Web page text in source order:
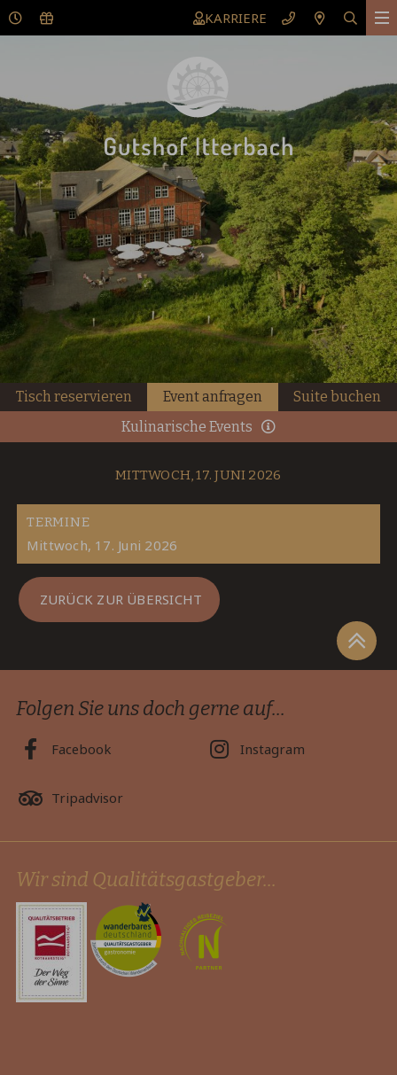
KARRIERE
Tisch reservieren Event anfragen
Suite buchen
Kulinarische Events
MITTWOCH, 17. JUNI 2026
TERMINE
Mittwoch, 17. Juni 2026
ZURÜCK ZUR ÜBERSICHT
Folgen Sie uns doch gerne auf...
Facebook Instagram
Tripadvisor
Wir sind Qualitätsgastgeber...